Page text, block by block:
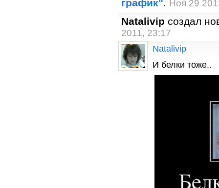
график". Ноя 29
Natalivip создал
2011, 23:17
Natalivip
И белки тоже..